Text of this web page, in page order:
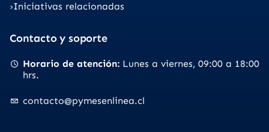
Iniciativas relacionadas
Contacto y soporte
Horario de atención Lunes a viernes 09:00 a 18:00
hrs.
contacto@pymesenlinea.cl